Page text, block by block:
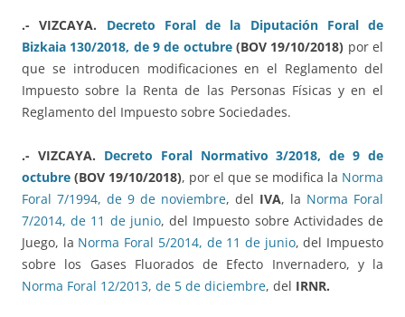
.- VIZCAYA. Decreto Foral de la Diputación Foral de
Bizkaia 130/2018, de 9 de octubre(BOV 19/10/2018) por el
que se introducen modificaciones en el Reglamento del
Impuesto sobre la Renta de las Personas Físicas y en el
Reglamento del Impuesto sobre Sociedades.
.- VIZCAYA. Decreto Foral Normativo 3/2018, de 9 de
octubre (BOV 19/10/2018), por el que se modifica la Norma
Foral 7/1994, de 9 de noviembre, del IVA, la Norma Foral
7/2014, de 11 de junio, del Impuesto sobre Actividades de
Juego, la Norma Foral 5/2014, de 11 de junio, del Impuesto
sobre los Gases Fluorados de Efecto Invernadero, y la
Norma Foral 12/2013, de 5 de diciembre, del IRNR.